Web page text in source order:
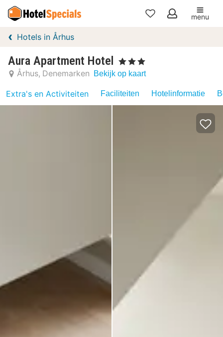
Mijn
menu
Hotels in Århus
Aura Apartment Hotel , 3 Sterren
Århus Denemarken Bekijk op kaart
Extra's en Activiteiten Faciliteiten Hotelinformatie